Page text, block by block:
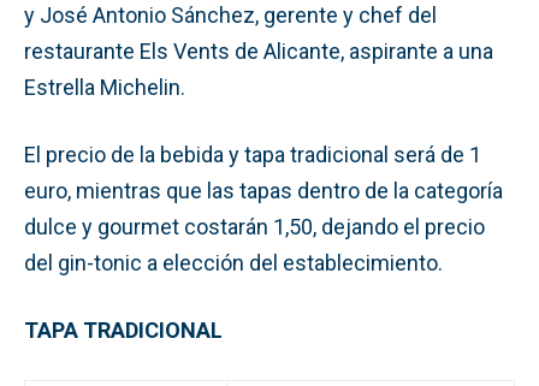
y José Antonio Sánchez, gerente y chef del
restaurante Els Vents de Alicante, aspirante a una
Estrella Michelin.
El precio de la bebida y tapa tradicional será de 1
euro, mientras que las tapas dentro de la categoría
dulce y gourmet costarán 1,50, dejando el precio
del gin-tonic a elección del establecimiento.
TAPA TRADICIONAL